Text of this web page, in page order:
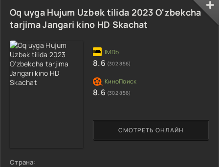
skachat
Oq uyga Hujum Uzbek tilida 2023 O'zbekcha
tarjima Jangari kino HD Skachat
Страна:
СМОТРЕТЬ ОНЛАЙН
8.6 (302 856)
8.6 (302 856)